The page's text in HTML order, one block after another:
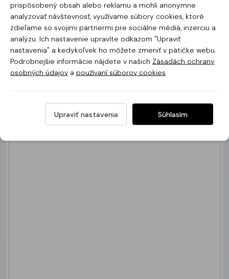
Meno a priezvisko *
E-mail *
prispôsobený obsah alebo reklamu a mohli anonymne
analyzovať návštevnosť, využívame súbory cookies, ktoré
zdieľame so svojimi partnermi pre sociálne médiá, inzerciu a
analýzu. Ich nastavenie upravíte odkazom "Upraviť
nastavenia" a kedykoľvek ho môžete zmeniť v pätičke webu.
Podrobnejšie informácie nájdete v našich Zásadách ochrany
osobných údajov a používaní súborov cookies
Upraviť nastavenia Súhlasím